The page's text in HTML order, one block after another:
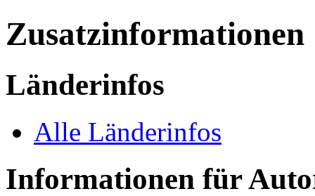
Zusatzinformationen
Länderinfos
Alle Länderinfos
Informationen für